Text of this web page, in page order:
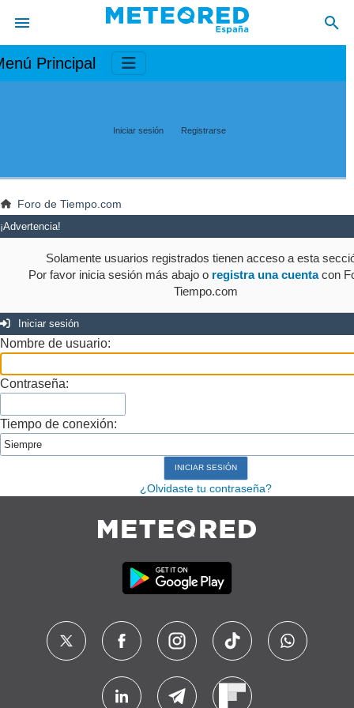
Principal
Iniciar sesión Registrarse
Foro de Tiempo.com
¡Advertencia!
Solamente usuarios registrados tienen acceso a esta
Por favor inicia sesión más abajo o registra una cuentacon
Tiempo.com
Iniciar sesión
Nombre de usuario:
Contraseña:
Tiempo de conexión:
¿Olvidaste tu contraseña?